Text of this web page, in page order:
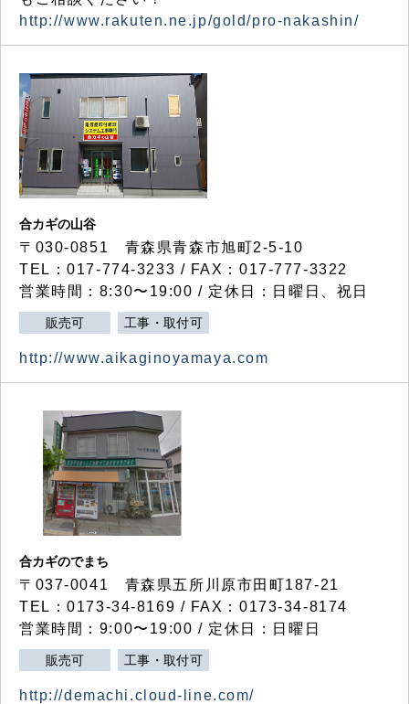
http://www.rakuten.ne.jp/gold/pro-nakashin/
合カギの山谷
〒030-0851 青森県青森市旭町2-5-10
TEL：017-774-3233 / FAX：017-777-3322
営業時間：8:30〜19:00 / 定休日：日曜日、祝日
販売可 工事・取付可
http://www.aikaginoyamaya.com
合カギのでまち
〒037-0041 青森県五所川原市田町187-21
TEL：0173-34-8169 / FAX：0173-34-8174
営業時間：9:00〜19:00 / 定休日：日曜日
販売可 工事・取付可
http://demachi.cloud-line.com/